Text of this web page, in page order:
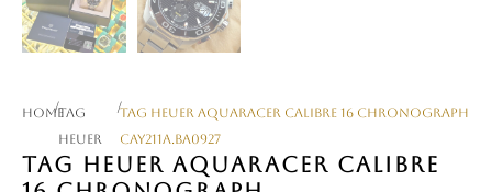
Home
/TAG
Heuer
/TAG Heuer Aquaracer Calibre 16 Chronograph
CAY211A.BA0927
TAG HEUER AQUARACER CALIBRE